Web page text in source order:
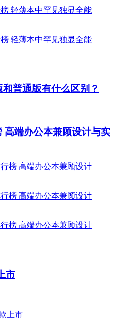
普通版有什么区别？
高端办公本兼顾设计与实
市